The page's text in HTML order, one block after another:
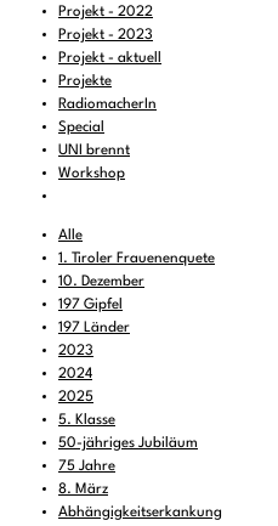
Projekt - 2022
Projekt - 2023
Projekt - aktuell
Projekte
RadiomacherIn
Special
UNI brennt
Workshop
Alle
1. Tiroler Frauenenquete
10. Dezember
197 Gipfel
197 Länder
2023
2024
2025
5. Klasse
50-jähriges Jubiläum
75 Jahre
8. März
Abhängigkeitserkankung